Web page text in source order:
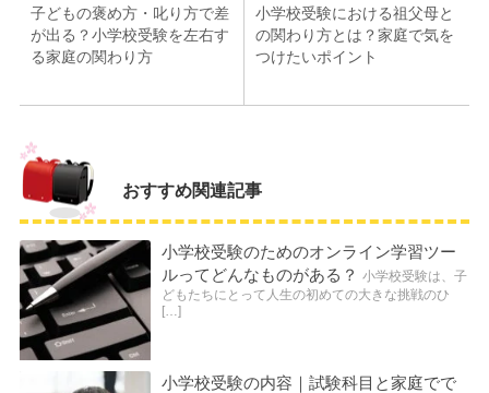
子どもの褒め方・叱り方で差
が出る？小学校受験を左右す
る家庭の関わり方
小学校受験における祖父母と
の関わり方とは？家庭で気を
つけたいポイント
おすすめ関連記事
小学校受験のためのオンライン学習ツー
ルってどんなものがある？ 小学校受験は、子
どもたちにとって人生の初めての大きな挑戦のひ
[…]
小学校受験の内容｜試験科目と家庭でで